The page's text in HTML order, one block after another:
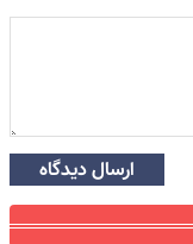
ارسال دیدگاه